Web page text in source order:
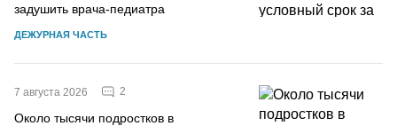
задушить врача-педиатра
ДЕЖУРНАЯ ЧАСТЬ
7 августа 2026 2
Около тысячи подростков в